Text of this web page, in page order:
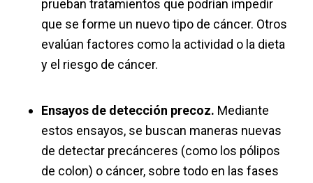
prueban tratamientos que podrían impedir
que se forme un nuevo tipo de cáncer. Otros
evalúan factores como la actividad o la dieta
y el riesgo de cáncer.
Ensayos de detección precoz. Mediante
estos ensayos, se buscan maneras nuevas
de detectar precánceres (como los pólipos
de colon) o cáncer, sobre todo en las fases